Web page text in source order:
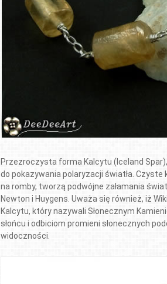
Przezroczysta forma Kalcytu (Iceland
do pokazywania polaryzacji światła. Czyste
na romby, tworzą podwójne załamania
Newton i Huygens. Uważa się również, iż
Kalcytu, który nazywali Słonecznym
słońcu i odbiciom promieni słonecznych
widoczności.